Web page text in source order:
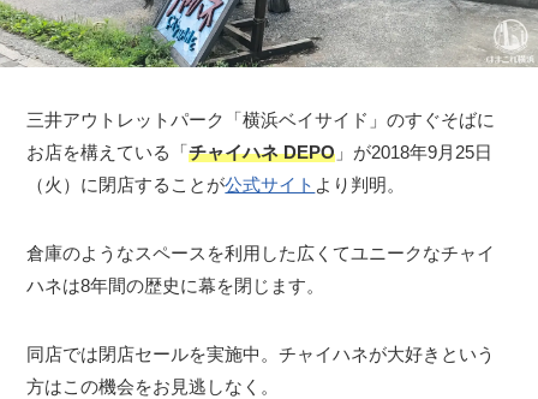
三井アウトレットパーク「横浜ベイサイド」のすぐそばに
お店を構えている「チャイハネ DEPO 」が2018年9月25日
（火）に閉店することが公式サイト より判明。
倉庫のようなスペースを利用した広くてユニークなチャイ
ハネは8年間の歴史に幕を閉じます。
同店では閉店セールを実施中。チャイハネが大好きという
方はこの機会をお見逃しなく。